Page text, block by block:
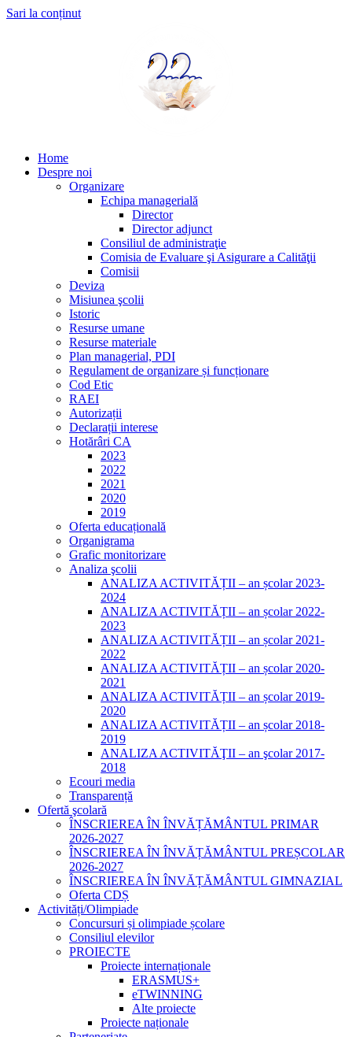
Sari la conținut
Home
Despre noi
Organizare
Echipa managerială
Director
Director adjunct
Consiliul de administraţie
Comisia de Evaluare şi Asigurare a Calităţii
Comisii
Deviza
Misiunea şcolii
Istoric
Resurse umane
Resurse materiale
Plan managerial, PDI
Regulament de organizare și funcționare
Cod Etic
RAEI
Autorizații
Declarații interese
Hotărâri CA
2023
2022
2021
2020
2019
Oferta educațională
Organigrama
Grafic monitorizare
Analiza şcolii
ANALIZA ACTIVITĂȚII – an școlar 2023-
2024
ANALIZA ACTIVITĂȚII – an școlar 2022-
2023
ANALIZA ACTIVITĂȚII – an școlar 2021-
2022
ANALIZA ACTIVITĂȚII – an școlar 2020-
2021
ANALIZA ACTIVITĂȚII – an școlar 2019-
2020
ANALIZA ACTIVITĂȚII – an școlar 2018-
2019
ANALIZA ACTIVITĂŢII – an şcolar 2017-
2018
Ecouri media
Transparență
Ofertă şcolară
ÎNSCRIEREA ÎN ÎNVĂȚĂMÂNTUL PRIMAR
2026-2027
ÎNSCRIEREA ÎN ÎNVĂȚĂMÂNTUL PREȘCOLAR
2026-2027
ÎNSCRIEREA ÎN ÎNVĂȚĂMÂNTUL GIMNAZIAL
Oferta CDȘ
Activități/Olimpiade
Concursuri și olimpiade școlare
Consiliul elevilor
PROIECTE
Proiecte internaționale
ERASMUS+
eTWINNING
Alte proiecte
Proiecte naționale